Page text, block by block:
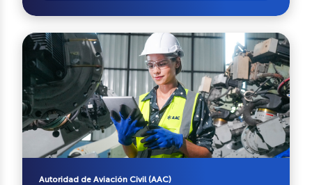
Autoridad de Aviación Civil (AAC)